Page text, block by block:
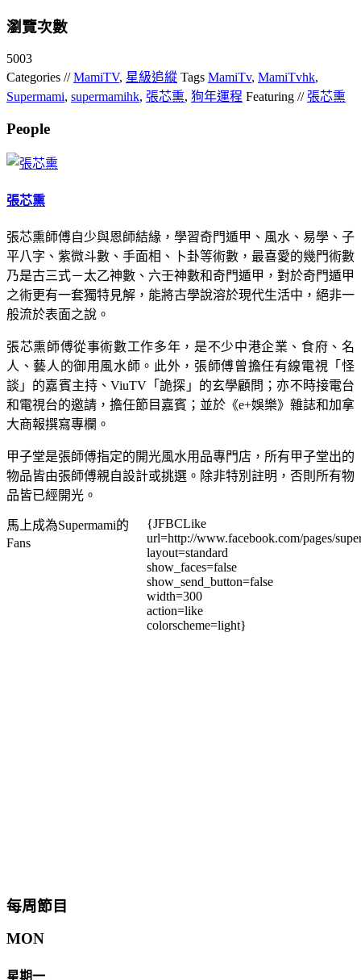
瀏覽次數
5003
Categories //MamiTV, 星級追縱 Tags MamiTv, MamiTvhk,
Supermami, supermamihk, 張芯熏, 狗年運程 Featuring // 張芯熏
People
張芯熏
張芯熏師傅自少與恩師結緣，學習奇門遁甲、風水、易學、子
平八字、紫微斗數、手面相、卜卦等術數，最喜愛的幾門術數
乃是古三式－太乙神數、六壬神數和奇門遁甲，對於奇門遁甲
之術更有一套獨特見解，能將古學說溶於現代生活中，絕非一
般流於表面之說。
張芯熏師傅從事術數工作多年，是不少中港企業、食府、名
人、藝人的御用風水師。此外，張師傅曾擔任有線電視「怪
談」的嘉賓主持、ViuTV「詭探」的玄學顧問；亦不時接電台
和電視台的邀請，擔任節目嘉賓；並於《e+娛樂》雜誌和加拿
大商報撰寫專欄。
甲子堂是張師傅指定的開光風水用品專門店，所有甲子堂出的
物品皆由張師傅親自設計或挑選。除非特別註明，否則所有物
品皆已經開光。
馬上成為Supermami的
Fans
{JFBCLike
url=http://www.facebook.com/pages/
layout=standard
show_faces=false
show_send_button=false
width=300
action=like
colorscheme=light}
每周節目
MON
星期一